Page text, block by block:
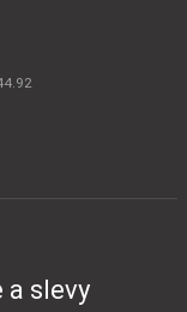
a slevy